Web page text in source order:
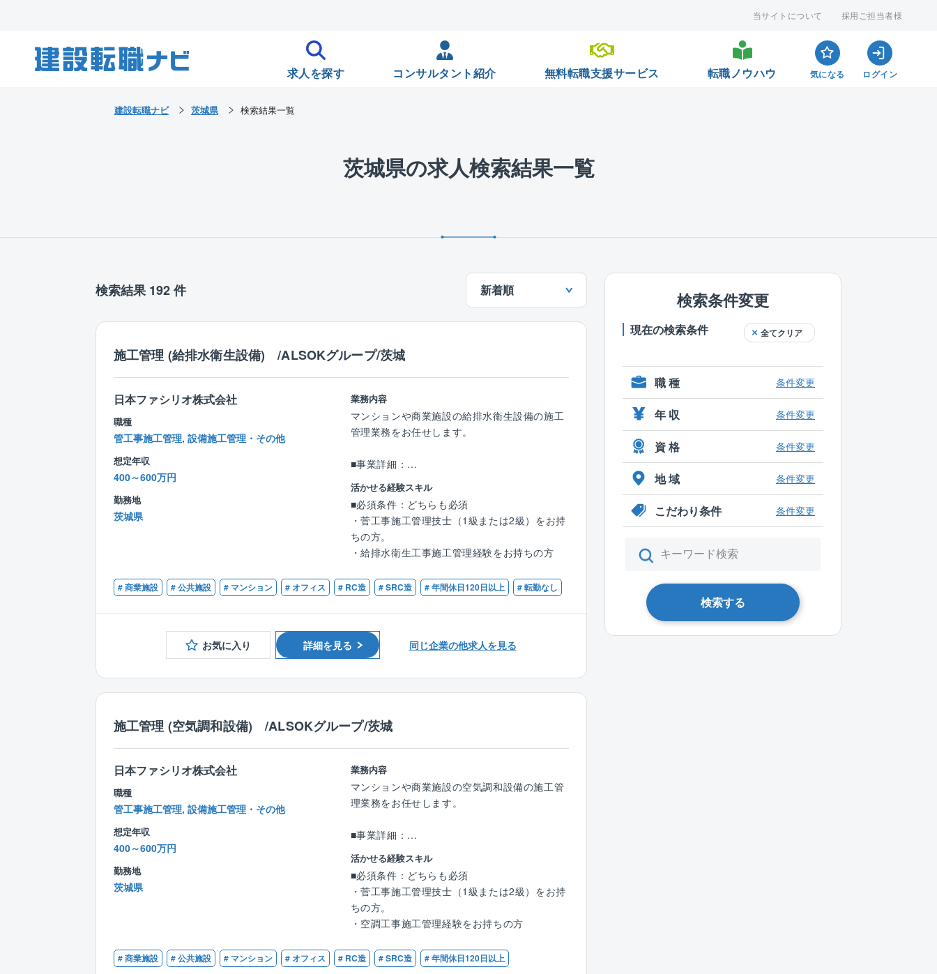
当サイトについて 採用ご担当者様
求人を探す コンサルタント紹介 無料転職支援サービス 転職ノウハウ 気になる ログイン
茨城県の求人検索結果一覧
検索結果 192 件 新着順
施工管理 (給排水衛生設備) /ALSOKグループ/茨城
日本ファシリオ株式会社
職種
管工事施工管理, 設備施工管理・その他
想定年収
400～600万円
勤務地
茨城県
業務内容
マンションや商業施設の給排水衛生設備の施工
管理業務をお任せします。
■事業詳細：
建物内の温度・湿度だけでなく、気流・清浄
度・CO2濃度・臭気および建物外の空気をコン
トロールして快適な空間を創り出す最適システ
ムを提供いたします。一般的な建物の空気調和
設備だけでなく、植物の種子や微生物など世界
各地から収集された在来種を長期間保存するた
め恒温恒湿に保たれた貯蔵施設や、国宝級の化
石・絵画・古美術品を展示・保管する博物館な
■仕事内容：
力会社への発注／管理調整、図面チェック、施
工図作成、計測等各種データ分析他
(4)安全衛生、労務管理並びに記録の保管
■官公庁、ゼネコンからの請負：
官公庁、大手ゼネコンからの受注が多く占めて
引も多く非常に安定しております。
■メンテナンス／リニューアル事業を含んだト
ータルなソリューション：
設備の設計・施工のみならず、メンテナンスや
リニューアル事業も行っています。監視システ
ムの設計、エネルギーの高効率化、機器管理の
め細かくサポートする業務です。
活かせる経験スキル
■必須条件：どちらも必須
・菅工事施工管理技士（1級または2級）をお持
ちの方。
・給排水衛生工事施工管理経験をお持ちの方
# 商業施設 # 公共施設 # マンション # オフィス # RC造 # SRC造 # 年間休日120日以上 # 転勤なし
お気に入り 詳細を見る 同じ企業の他求人を見る
施工管理 (空気調和設備) /ALSOKグループ/茨城
日本ファシリオ株式会社
職種
管工事施工管理, 設備施工管理・その他
想定年収
400～600万円
勤務地
茨城県
業務内容
マンションや商業施設の空気調和設備の施工管
理業務をお任せします。
■事業詳細：
建物内の温度・湿度だけでなく、気流・清浄
度・CO2濃度・臭気および建物外の空気をコン
トロールして快適な空間を創り出す最適システ
ムを提供いたします。一般的な建物の空気調和
設備だけでなく、植物の種子や微生物など世界
各地から収集された在来種を長期間保存するた
め恒温恒湿に保たれた貯蔵施設や、国宝級の化
石・絵画・古美術品を展示・保管する博物館な
活かせる経験スキル
■必須条件：どちらも必須
・菅工事施工管理技士（1級または2級）をお持
ちの方。
・空調工事施工管理経験をお持ちの方
# 商業施設 # 公共施設 # マンション # オフィス # RC造 # SRC造 # 年間休日120日以上
検索条件変更
現在の検索条件 全てクリア
職 種 条件変更
年 収 条件変更
資 格 条件変更
地 域 条件変更
こだわり条件 条件変更
検索する
建設転職ナビ 茨城県 検索結果一覧